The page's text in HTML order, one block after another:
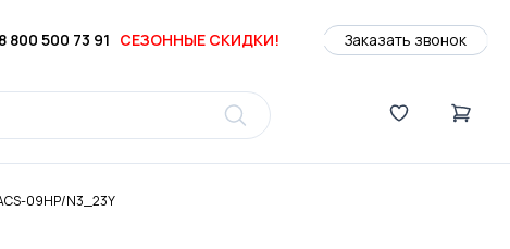
8 800 500 73 91 СЕЗОННЫЕ СКИДКИ! Заказать звонок
09HP/N3_23Y